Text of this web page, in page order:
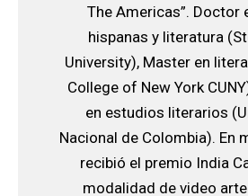
The Americas”. Doctor
hispanas y literatura
University), Master en
College of New York
en estudios literarios
Nacional de Colombia). En
recibió el premio India
modalidad de video